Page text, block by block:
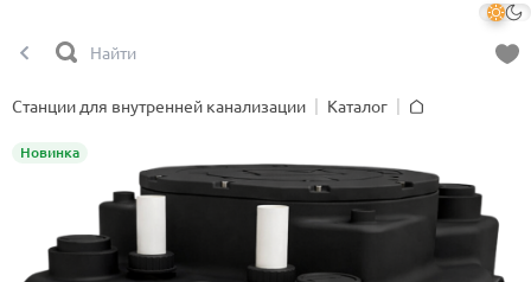
Станции для внутренней канализации
Каталог
Новинка